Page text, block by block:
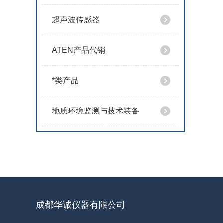
超声波传感器
ATEN产品代销
*类产品
地质环境监测与技术装备
成都华诚仪器有限公司